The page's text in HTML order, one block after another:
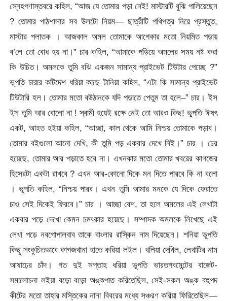
স্নেহপণাস্তবরে কহিল, “আজ যে তোমার পড়া নেই! মাস্টারটি বুঝি পালিয়েছেন
? তোমার পাঠশালার সব উলটো নিয়ম— ছাত্রীটি পথিপত্র নিয়ে প্রস্তুত,
মাস্টার পলাতক । আজকাল অমল তোমাকে আগেকার মতো নিয়মিত পড়ায়
ব’লে তো বোধ হয় না।” চার কহিল, “আমাকে পড়িয়ে অমলের সময় নষ্ট করা
কি উচিত। অমলকে তুমি বঝি একজন সামান্য প্রাইভেট টিউটার পেয়েছ ?”
ভূপতি চারার কটিদেশ ধরিয়া কাছে টানিয়া কহিল, “এটা কি সামান্য প্রাইভেট
টিউটারি হল। তোমার মতো বউঠানকে যদি পড়াতে পেতুম তা হলে–” চার। ইস
ইস তুমি আর বোলো না ! স্বামী হয়েই রক্ষে নেই তো আরও কিছ! ভূপতি ঈষৎ
একট, আহত হইয়া কহিল, “আচ্ছা, কাল থেকে আমি নিশ্চয় তোমাকে পড়াব।
তোমার বইগুলো আনো দেখি, কী তুমি পড় একবার দেখে নিই।” চার । ঢের
হয়েছে, তোমার আর পড়াতে হবে না। এখনকার মতো তোমার খবরের কাগজের
হিসেরটা একটা রাখবে ? এখন আর-কোনো দিকে মন দিতে পারবে কি না বলো
। ভূপতি কহিল, “নিশ্চয় পারব। এখন তুমি আমার মনকে যে দিকে ফেরাতে
চাও সেই দিকেই ফিরবে।” চার । আচ্ছা বেশ, তা হলে অমলের এই লেখাটা
একবার পড়ে দেখো কেমন চমৎকার হয়েছে। সম্পাদক অমলকে লিখেছে এই
লেখা পড়ে নবগোপালবাব তাকে বাংলার রাস্কিন নাম দিয়েছেন। শনিয়া ভূপতি
কিছু সংকুচিতভাবে কাগজখানা হাতে করিয়া লইল। খলিয়া দেখিল, লেখাটির নাম
আষাঢ়ের চাঁদ। গত দুই সপ্তাহ ধরিয়া ভূপতি ভারতগবমেন্টের বাজেট-
সমালোচনা লইয়া বড়ো বড়ো অঙ্কপাত করিতেছিল, সেই-সকল অঙ্ক বহুপদ
কীটের মতো তাহার মস্তিকের নানা বিবরের মধ্যে সঞ্চরণ করিয়া ফিরিতেছিল—